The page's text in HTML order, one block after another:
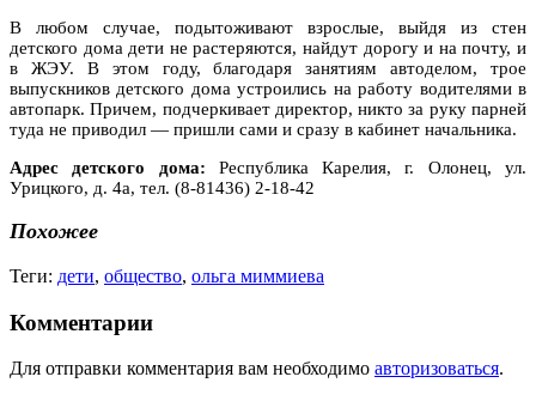
В любом случае, подытоживают взрослые, выйдя из стен
детского дома дети не растеряются, найдут дорогу и на почту, и
в ЖЭУ. В этом году, благодаря занятиям автоделом, трое
выпускников детского дома устроились на работу водителями в
автопарк. Причем, подчеркивает директор, никто за руку парней
туда не приводил — пришли сами и сразу в кабинет начальника.
Адрес детского дома: Республика Карелия, г. Олонец, ул.
Урицкого, д. 4а, тел. (8-81436) 2-18-42
Похожее
Теги: дети, общество, ольга миммиева
Комментарии
Для отправки комментария вам необходимо авторизоваться.